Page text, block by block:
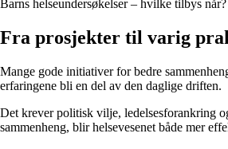
Barns helseundersøkelser – hvilke tilbys når?
Fra prosjekter til varig
Mange gode initiativer for bedre
erfaringene bli en del av den daglige driften.
Det krever politisk vilje, ledelsesforankring
sammenheng, blir helsevesenet både mer